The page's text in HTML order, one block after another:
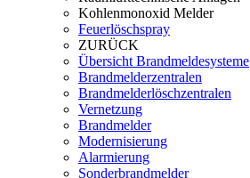
Kohlenmonoxid Melder
Feuerlöschspray
ZURÜCK
Übersicht Brandmeldesysteme
Brandmelderzentralen
Brandmelderlöschzentralen
Vernetzung
Brandmelder
Modernisierung
Alarmierung
Sonderbrandmelder